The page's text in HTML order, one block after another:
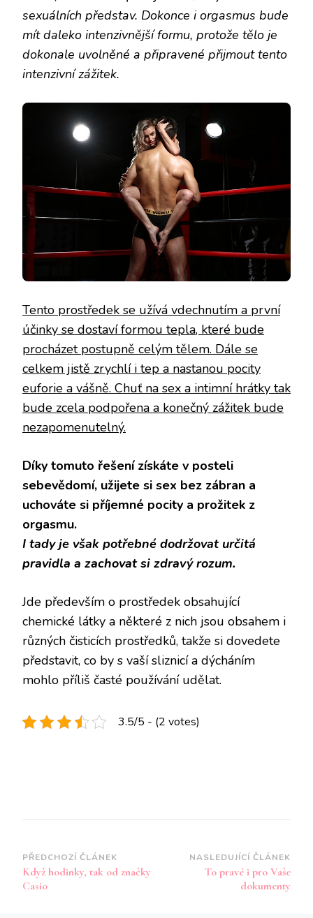
sexuálních představ. Dokonce i orgasmus bude
mít daleko intenzivnější formu, protože tělo je
dokonale uvolněné a připravené přijmout tento
intenzivní zážitek.
Tento prostředek se užívá vdechnutím a první
účinky se dostaví formou tepla, které bude
procházet postupně celým tělem. Dále se
celkem jistě zrychlí i tep a nastanou pocity
euforie a vášně. Chuť na sex a intimní hrátky tak
bude zcela podpořena a konečný zážitek bude
nezapomenutelný.
Díky tomuto řešení získáte v posteli
sebevědomí, užijete si sex bez zábran a
uchováte si příjemné pocity a prožitek z
orgasmu.
I tady je však potřebné dodržovat určitá
pravidla a zachovat si zdravý rozum.
Jde především o prostředek obsahující
chemické látky a některé z nich jsou obsahem i
různých čisticích prostředků, takže si dovedete
představit, co by s vaší sliznicí a dýcháním
mohlo příliš časté používání udělat.
3.5/5 - (2 votes)
Navigace
příspěvku
PŘEDCHOZÍ ČLÁNEK
Když hodinky, tak od značky
Casio
NASLEDUJÍCÍ ČLÁNEK
To pravé i pro Vaše
dokumenty